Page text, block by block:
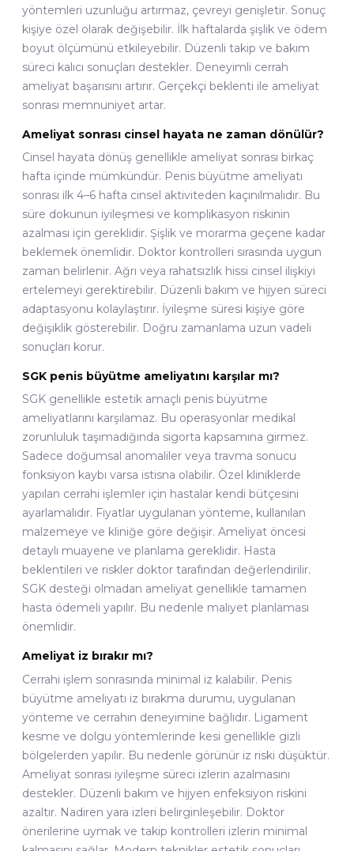
yöntemleri uzunluğu artırmaz, çevreyi genişletir. Sonuç
kişiye özel olarak değişebilir. İlk haftalarda şişlik ve ödem
boyut ölçümünü etkileyebilir. Düzenli takip ve bakım
süreci kalıcı sonuçları destekler. Deneyimli cerrah
ameliyat başarısını artırır. Gerçekçi beklenti ile ameliyat
sonrası memnuniyet artar.
Ameliyat sonrası cinsel hayata ne zaman dönülür?
Cinsel hayata dönüş genellikle ameliyat sonrası birkaç
hafta içinde mümkündür. Penis büyütme ameliyatı
sonrası ilk 4–6 hafta cinsel aktiviteden kaçınılmalıdır. Bu
süre dokunun iyileşmesi ve komplikasyon riskinin
azalması için gereklidir. Şişlik ve morarma geçene kadar
beklemek önemlidir. Doktor kontrolleri sırasında uygun
zaman belirlenir. Ağrı veya rahatsızlık hissi cinsel ilişkiyi
ertelemeyi gerektirebilir. Düzenli bakım ve hijyen süreci
adaptasyonu kolaylaştırır. İyileşme süresi kişiye göre
değişiklik gösterebilir. Doğru zamanlama uzun vadeli
sonuçları korur.
SGK penis büyütme ameliyatını karşılar mı?
SGK genellikle estetik amaçlı penis büyütme
ameliyatlarını karşılamaz. Bu operasyonlar medikal
zorunluluk taşımadığında sigorta kapsamına girmez.
Sadece doğumsal anomaliler veya travma sonucu
fonksiyon kaybı varsa istisna olabilir. Özel kliniklerde
yapılan cerrahi işlemler için hastalar kendi bütçesini
ayarlamalıdır. Fiyatlar uygulanan yönteme, kullanılan
malzemeye ve kliniğe göre değişir. Ameliyat öncesi
detaylı muayene ve planlama gereklidir. Hasta
beklentileri ve riskler doktor tarafından değerlendirilir.
SGK desteği olmadan ameliyat genellikle tamamen
hasta ödemeli yapılır. Bu nedenle maliyet planlaması
önemlidir.
Ameliyat iz bırakır mı?
Cerrahi işlem sonrasında minimal iz kalabilir. Penis
büyütme ameliyatı iz bırakma durumu, uygulanan
yönteme ve cerrahın deneyimine bağlıdır. Ligament
kesme ve dolgu yöntemlerinde kesi genellikle gizli
bölgelerden yapılır. Bu nedenle görünür iz riski düşüktür.
Ameliyat sonrası iyileşme süreci izlerin azalmasını
destekler. Düzenli bakım ve hijyen enfeksiyon riskini
azaltır. Nadiren yara izleri belirginleşebilir. Doktor
önerilerine uymak ve takip kontrolleri izlerin minimal